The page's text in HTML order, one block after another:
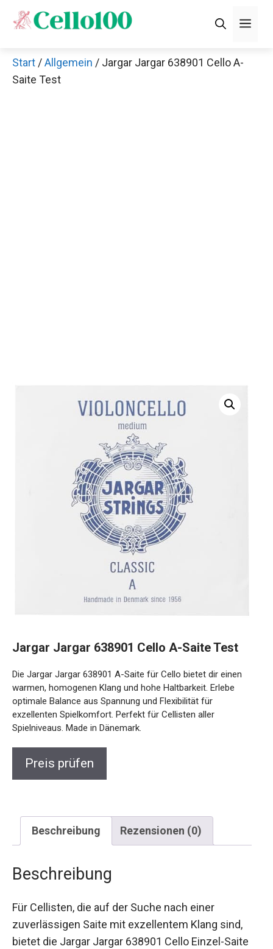
Zum
Inhalt
Start /Allgemein / Jargar Jargar 638901 Cello A-
Saite Test
Jargar Jargar 638901 Cello A-Saite Test
Die Jargar Jargar 638901 A-Saite für Cello bietet dir einen
warmen, homogenen Klang und hohe Haltbarkeit. Erlebe
optimale Balance aus Spannung und Flexibilität für
exzellenten Spielkomfort. Perfekt für Cellisten aller
Spielniveaus. Made in Dänemark.
Preis prüfen
Beschreibung Rezensionen (0)
Beschreibung
Für Cellisten, die auf der Suche nach einer
zuverlässigen Saite mit exzellentem Klang sind,
bietet die Jargar Jargar 638901 Cello Einzel-Saite